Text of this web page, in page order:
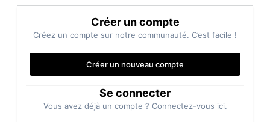
Créer un compte
Créez un compte sur notre communauté. C’est facile !
Créer un nouveau compte
Se connecter
Vous avez déjà un compte ? Connectez-vous ici.